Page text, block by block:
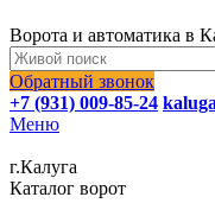
Ворота и автоматика в
Обратный звонок
+7 (931) 009-85-24
Меню
г.Калуга
Каталог ворот